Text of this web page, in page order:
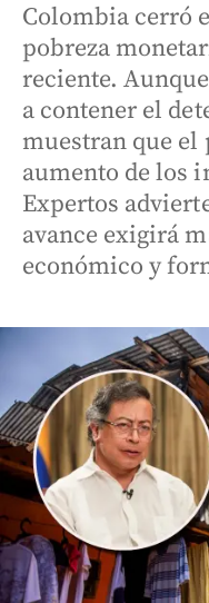
Colombia cerró
pobreza
reciente.
a contener el
muestran que
aumento de los
Expertos
avance exigirá
económico y